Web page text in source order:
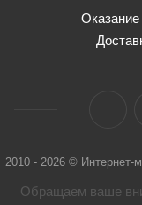
2010 - 2026 © Интернет-
Обращаем ваше